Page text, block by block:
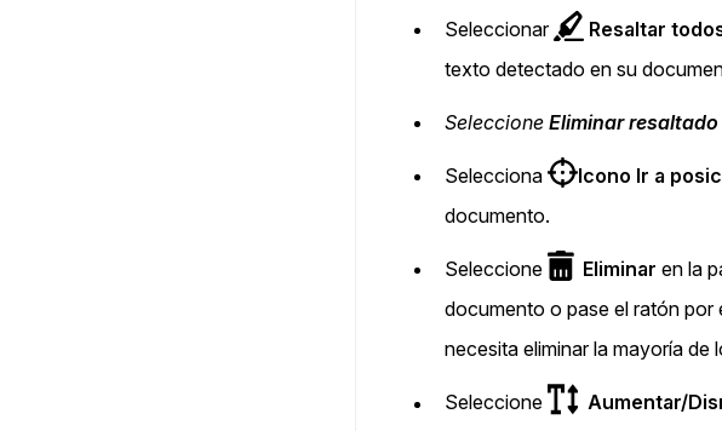
Seleccionar Resaltar
texto detectado en su
Seleccione Eliminar resaltado
Selecciona Icono Ir a
documento.
Seleccione Eliminar en la
documento o pase el ratón
necesita eliminar la mayoría
Seleccione Aumentar/